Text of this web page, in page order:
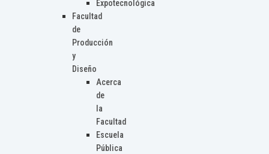
Expotecnológica
Facultad
de
Producción
y
Diseño
Acerca
de
la
Facultad
Escuela
Pública